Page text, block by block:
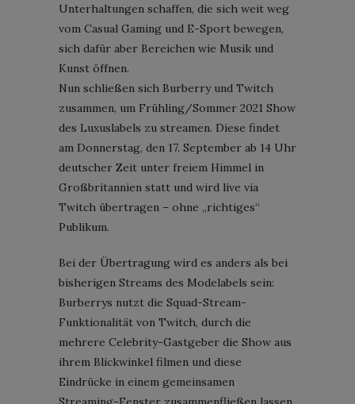
Unterhaltungen schaffen, die sich weit weg
vom Casual Gaming und E-Sport bewegen,
sich dafür aber Bereichen wie Musik und
Kunst öffnen.
Nun schließen sich Burberry und Twitch
zusammen, um Frühling/Sommer 2021 Show
des Luxuslabels zu streamen. Diese findet
am Donnerstag, den 17. September ab 14 Uhr
deutscher Zeit unter freiem Himmel in
Großbritannien statt und wird live via
Twitch übertragen – ohne „richtiges“
Publikum.
Bei der Übertragung wird es anders als bei
bisherigen Streams des Modelabels sein:
Burberrys nutzt die Squad-Stream-
Funktionalität von Twitch, durch die
mehrere Celebrity-Gastgeber die Show aus
ihrem Blickwinkel filmen und diese
Eindrücke in einem gemeinsamen